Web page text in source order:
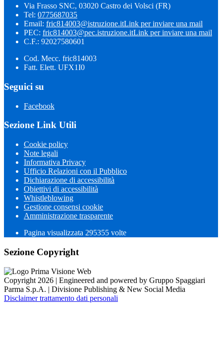
Via Frasso SNC, 03020 Castro dei Volsci (FR)
Tel: 0775687035
Email: fric814003@istruzione.itLink per inviare una mail
PEC: fric814003@pec.istruzione.itLink per inviare una mail
C.F.: 92027580601
Cod. Mecc. fric814003
Fatt. Elett. UFX1I0
Seguici su
Facebook
Sezione Link Utili
Cookie policy
Note legali
Informativa Privacy
Ufficio Relazioni con il Pubblico
Dichiarazione di accessibilità
Obiettivi di accessibilità
Whistleblowing
Gestione consensi cookie
Amministrazione trasparente
Pagina visualizzata 295355 volte
Sezione Copyright
Copyright 2026 | Engineered and powered by Gruppo Spaggiari
Parma S.p.A. | Divisione Publishing & New Social Media
Disclaimer trattamento dati personali